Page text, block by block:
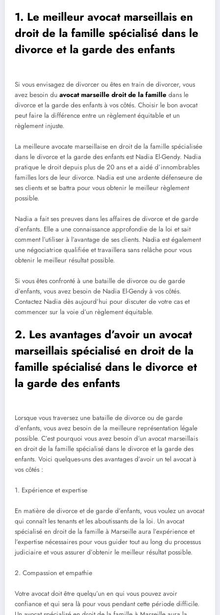
1. Le meilleur avocat marseillais en
droit de la famille spécialisé dans le
divorce et la garde des enfants
Si vous envisagez de divorcer ou êtes en train de divorcer, vous
avez besoin du avocat marseille droit de la famille dans le
divorce et la garde des enfants à vos côtés. Choisir le bon avocat
peut faire la différence entre un règlement équitable et un
règlement injuste.
La meilleure avocate marseillaise en droit de la famille spécialisée
dans le divorce et la garde des enfants est Nadia El-Gendy. Nadia
pratique le droit depuis plus de 20 ans et a aidé d’innombrables
familles lors de leur divorce. Nadia est une ardente défenseure de
ses clients et se battra pour vous obtenir le meilleur règlement
possible.
Nadia a fait ses preuves dans les affaires de divorce et de garde
d’enfants. Elle a une connaissance approfondie de la loi et sait
comment l’utiliser à l’avantage de ses clients. Nadia est également
une négociatrice qualifiée et travaillera sans relâche pour vous
obtenir le meilleur résultat possible.
Si vous êtes confronté à une bataille de divorce ou de garde
d’enfants, vous avez besoin de Nadia El-Gendy à vos côtés.
Contactez Nadia dès aujourd’hui pour discuter de votre cas et
commencer sur la voie d’un règlement équitable.
2. Les avantages d’avoir un avocat
marseillais spécialisé en droit de la
famille spécialisé dans le divorce et
la garde des enfants
Lorsque vous traversez une bataille de divorce ou de garde
d’enfants, vous avez besoin de la meilleure représentation légale
possible. C’est pourquoi vous avez besoin d’un avocat marseillais
en droit de la famille spécialisé dans le divorce et la garde des
enfants. Voici quelques-uns des avantages d’avoir un tel avocat à
vos côtés :
1. Expérience et expertise
En matière de divorce et de garde d’enfants, vous voulez un avocat
qui connaît les tenants et les aboutissants de la loi. Un avocat
spécialisé en droit de la famille à Marseille aura l’expérience et
l’expertise nécessaires pour vous guider tout au long du processus
judiciaire et vous assurer d’obtenir le meilleur résultat possible.
2. Compassion et empathie
Votre avocat doit être quelqu’un en qui vous pouvez avoir
confiance et qui sera là pour vous pendant cette période difficile.